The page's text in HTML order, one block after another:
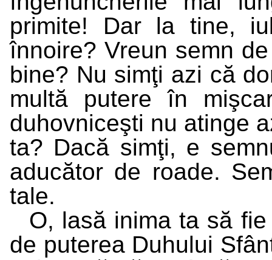
primite! Dar la tine,
înnoire? Vreun semn
bine? Nu simţi azi că
multă putere în
duhovniceşti nu atinge
ta? Dacă simţi, e
aducător de roade.
tale.
O, lasă inima ta să
de puterea Duhului